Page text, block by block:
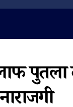
पुतला